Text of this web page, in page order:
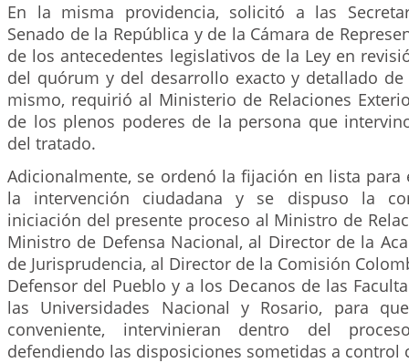
En la misma providencia, solicitó a las
Senado de la República y de la Cámara de
de los antecedentes legislativos de la Ley en
del quórum y del desarrollo exacto y detallado de
mismo, requirió al Ministerio de Relaciones
de los plenos poderes de la persona que
del tratado.
Adicionalmente, se ordenó la fijación en lista
la intervención ciudadana y se dispuso la
iniciación del presente proceso al Ministro de
Ministro de Defensa Nacional, al Director de la
de Jurisprudencia, al Director de la Comisión
Defensor del Pueblo y a los Decanos de las
las Universidades Nacional y Rosario, para
conveniente, intervinieran dentro del
defendiendo las disposiciones sometidas a control